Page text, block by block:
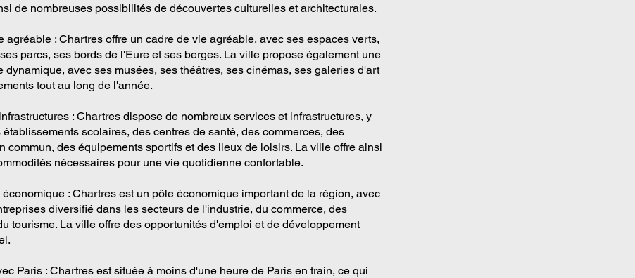
de nombreuses possibilités de découvertes culturelles et architecturales.
agréable : Chartres offre un cadre de vie agréable, avec ses espaces verts,
parcs, ses bords de l'Eure et ses berges. La ville propose également une
dynamique, avec ses musées, ses théâtres, ses cinémas, ses galeries d'art
tout au long de l'année.
: Chartres dispose de nombreux services et infrastructures, y
scolaires, des centres de santé, des commerces, des
commun, des équipements sportifs et des lieux de loisirs. La ville offre ainsi
nécessaires pour une vie quotidienne confortable.
: Chartres est un pôle économique important de la région, avec
diversifié dans les secteurs de l'industrie, du commerce, des
tourisme. La ville offre des opportunités d'emploi et de développement
Paris : Chartres est située à moins d'une heure de Paris en train, ce qui